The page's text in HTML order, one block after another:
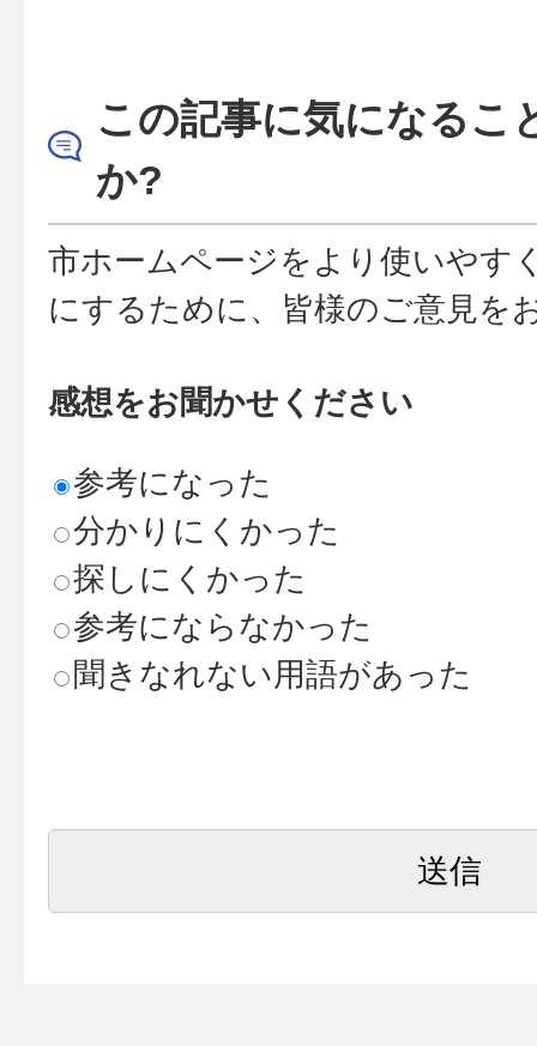
この記事に気になるこ
か?
市ホームページをより使いやす
にするために、皆様のご意見を
感想をお聞かせください
参考になった
分かりにくかった
探しにくかった
参考にならなかった
聞きなれない用語があった